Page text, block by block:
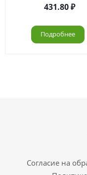
431.80
Подробнее
Согласие на